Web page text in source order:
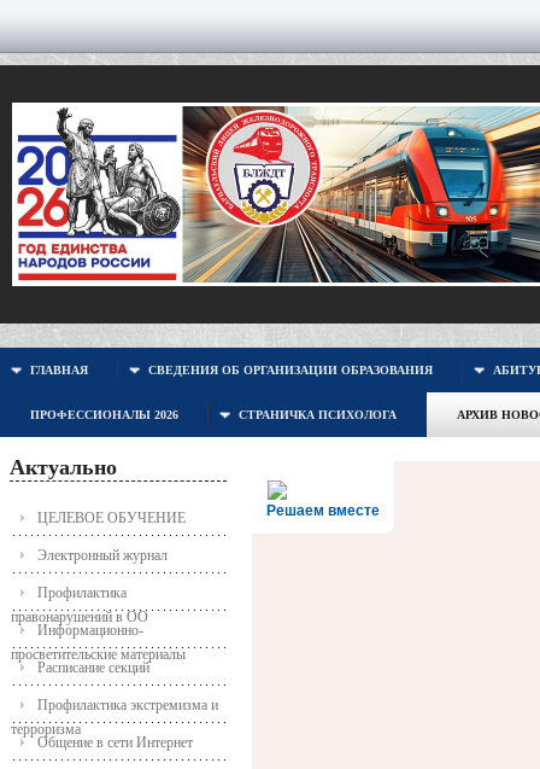
ГЛАВНАЯ СВЕДЕНИЯ ОБ ОРГАНИЗАЦИИ ОБРАЗОВАНИЯ
ПРОФЕССИОНАЛЫ 2026 СТРАНИЧКА ПСИХОЛОГА АРХИВ
Актуально
ЦЕЛЕВОЕ ОБУЧЕНИЕ
Электронный журнал
Профилактика
правонарушений в ОО
Информационно-
просветительские материалы
Расписание секций
Профилактика экстремизма и
терроризма
Общение в сети Интернет
Решаем вместе